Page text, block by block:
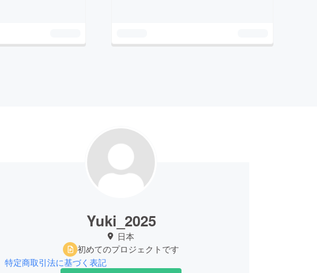
Yuki_2025
日本
初めてのプロジェクトです
特定商取引法に基づく表記